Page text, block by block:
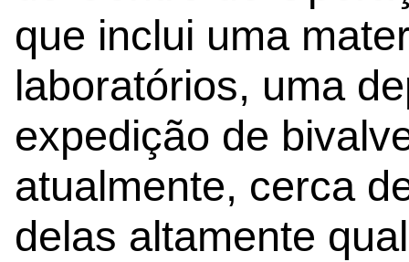
que inclui uma
laboratórios, uma
expedição de
atualmente, cerca
delas altamente